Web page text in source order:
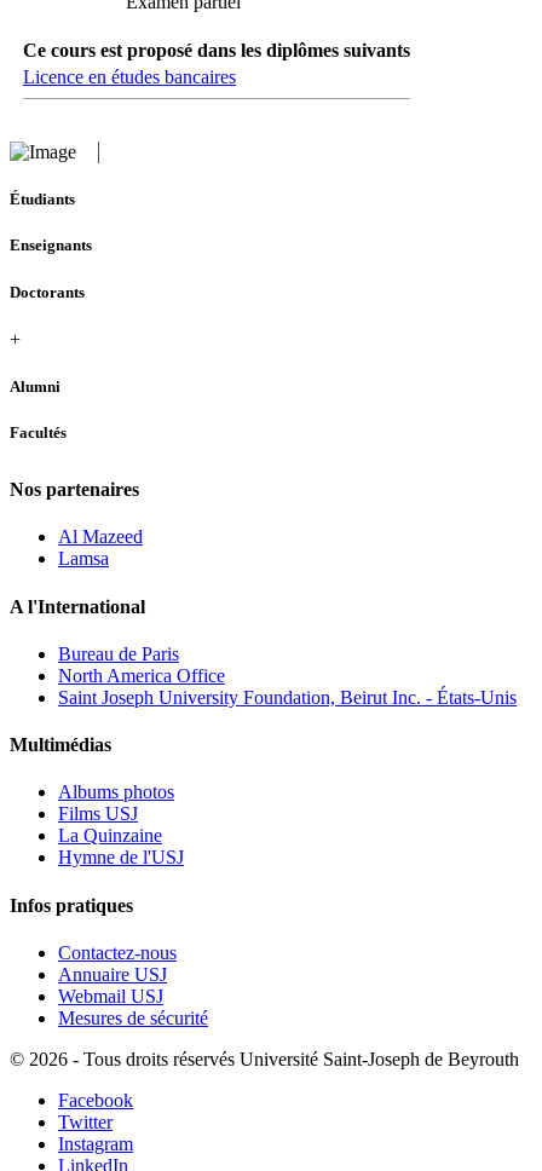
Ce cours est proposé dans les diplômes suivants
Licence en études bancaires
Étudiants
Enseignants
Doctorants
+
Alumni
Facultés
Nos partenaires
Al Mazeed
Lamsa
A l'International
Bureau de Paris
North America Office
Saint Joseph University Foundation, Beirut Inc. - États-Unis
Multimédias
Albums photos
Films USJ
La Quinzaine
Hymne de l'USJ
Infos pratiques
Contactez-nous
Annuaire USJ
Webmail USJ
Mesures de sécurité
© 2026 - Tous droits réservés Université Saint-Joseph de Beyrouth
Facebook
Twitter
Instagram
LinkedIn